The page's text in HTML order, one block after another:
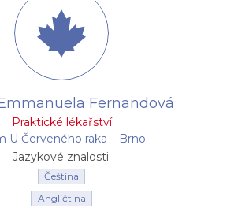
Fernandová
Praktické lékařství
U Červeného raka –⁠⁠⁠⁠⁠⁠ Brno
Jazykové znalosti:
Čeština
Angličtina